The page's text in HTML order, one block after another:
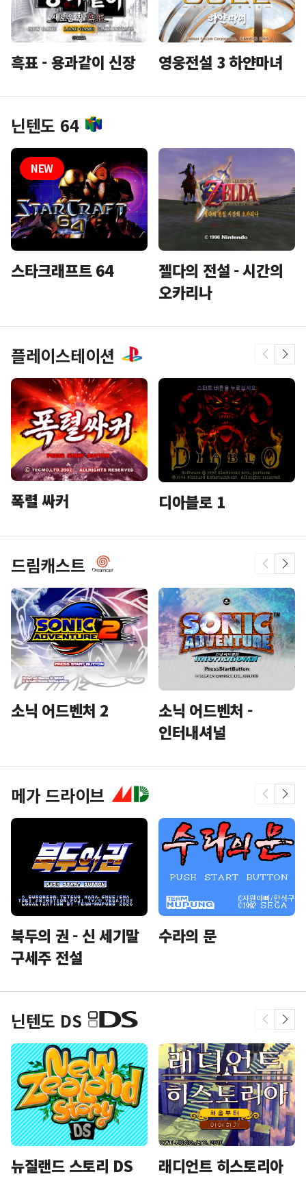
흑표 - 용과같이 신장 영웅전설 3 하얀마녀
닌텐도 64
스타크래프트 64
젤다의 전설 - 시간의
오카리나
플레이스테이션
폭렬 싸커 디아블로 1
드림캐스트
소닉 어드벤처 2
소닉 어드벤처 -
인터내셔널
메가 드라이브
북두의 권 - 신 세기말
구세주 전설
수라의 문
닌텐도 DS
뉴질랜드 스토리 DS 래디언트 히스토리아